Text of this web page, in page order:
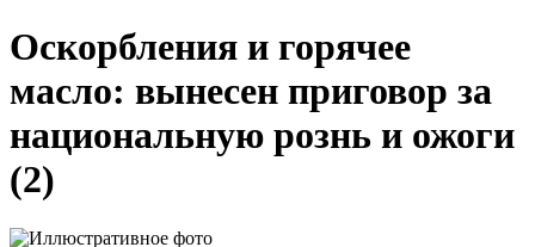
Оскорбления и горячее
масло: вынесен приговор за
национальную рознь и ожоги
(2)